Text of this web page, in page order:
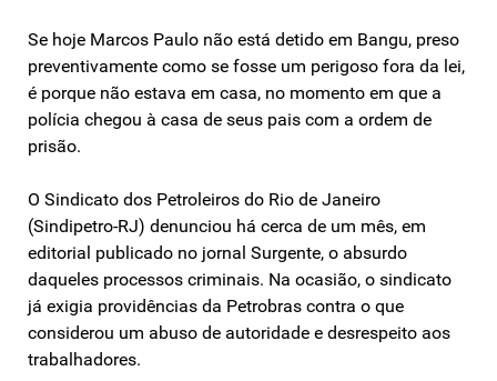
Se hoje Marcos Paulo não está detido em Bangu, preso
preventivamente como se fosse um perigoso fora da lei,
é porque não estava em casa, no momento em que a
polícia chegou à casa de seus pais com a ordem de
prisão.
O Sindicato dos Petroleiros do Rio de Janeiro
(Sindipetro-RJ) denunciou há cerca de um mês, em
editorial publicado no jornal Surgente, o absurdo
daqueles processos criminais. Na ocasião, o sindicato
já exigia providências da Petrobras contra o que
considerou um abuso de autoridade e desrespeito aos
trabalhadores.